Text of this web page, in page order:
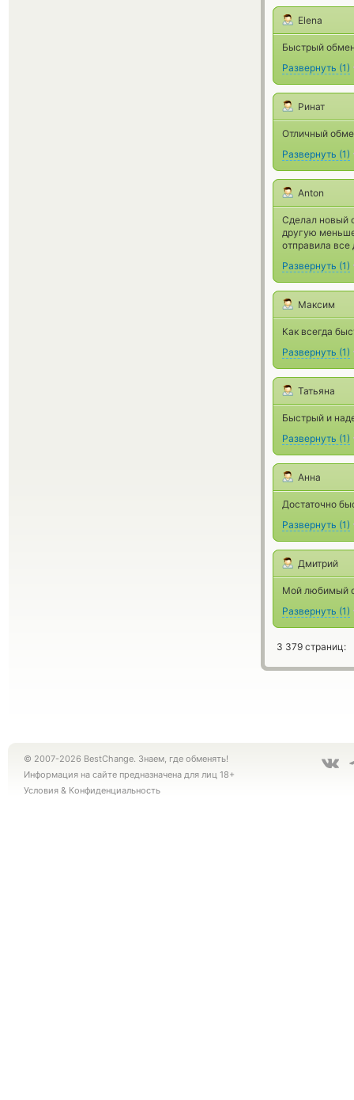
Elena
Быстрый
Развернуть (1)
Ринат
Отличный
Развернуть (1)
Anton
Сделал новый
другую
отправила все
Развернуть (1)
Максим
Как всегда
Развернуть (1)
Татьяна
Быстрый и
Развернуть (1)
Анна
Достаточно
Развернуть (1)
Дмитрий
Мой любимый
Развернуть (1)
3 379 страниц:
© 2007-2026 BestChange. Знаем, где обменять!
Информация на сайте предназначена для лиц 18+
Условия & Конфиденциальность